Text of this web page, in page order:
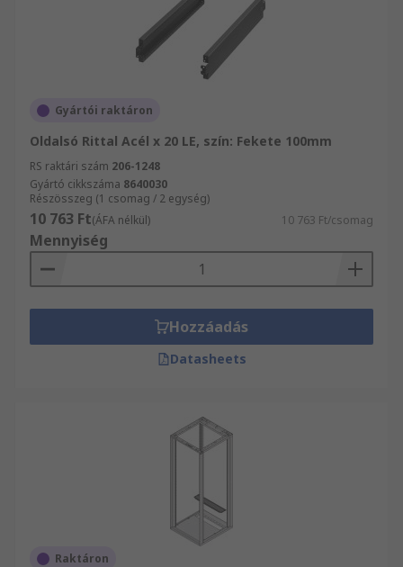
Gyártói raktáron
Oldalsó Rittal Acél x 20 LE, szín: Fekete 100mm
RS raktári szám 206-1248
Gyártó cikkszáma 8640030
Részösszeg (1 csomag / 2 egység)
10 763 Ft(ÁFA nélkül) 10 763 Ft/csomag
Mennyiség
Hozzáadás
Datasheets
Raktáron